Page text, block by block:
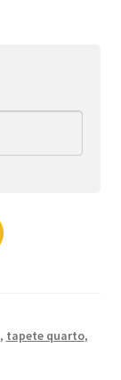
, tapete quarto,